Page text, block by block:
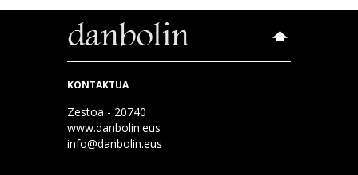
KONTAKTUA
Zestoa - 20740
www.danbolin.eus
info@danbolin.eus